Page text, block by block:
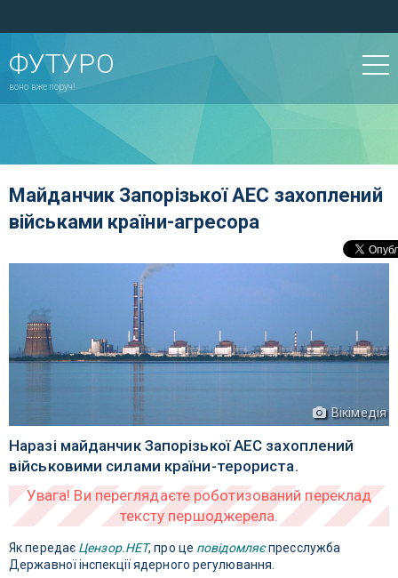
ФУТУРО
воно вже поруч!
Майданчик Запорізької АЕС захоплений
військами країни-агресора
Вікімедія
Наразі майданчик Запорізької АЕС захоплений
військовими силами країни-терориста.
Як передає Цензор.НЕТ, про це повідомляєпресслужба
Державної інспекції ядерного регулювання.